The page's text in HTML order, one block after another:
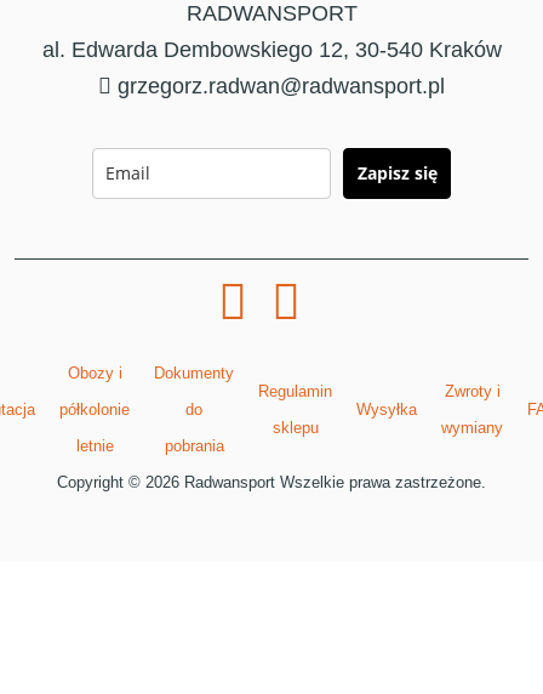
RADWANSPORT
al. Edwarda Dembowskiego 12, 30-540 Kraków
grzegorz.radwan@radwansport.pl
Zapisz się
Obozy i
półkolonie
letnie
Dokumenty
do
pobrania
Regulamin
sklepu
Wysyłka
Zwroty i
wymiany
Copyright © 2026 Radwansport Wszelkie prawa zastrzeżone.